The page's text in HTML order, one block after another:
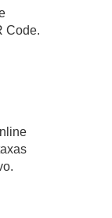
Code.